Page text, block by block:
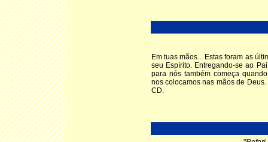
Em tuas mãos... Estas foram as
seu Espírito. Entregando-se ao
para nós também começa
nos colocamos nas mãos de
CD.